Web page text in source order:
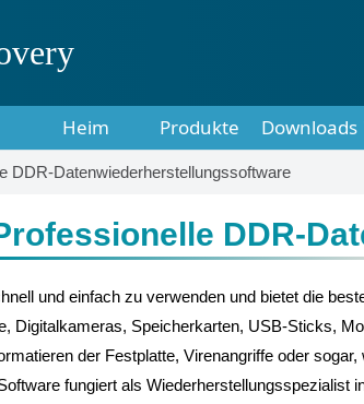
Heim Produkte Downloads
DDR-Datenwiederherstellungssoftware
DDR-
und einfach zu verwenden und bietet die
Digitalkameras, Speicherkarten, USB-Sticks,
der Festplatte, Virenangriffe oder
fungiert als Wiederherstellungsspezialist